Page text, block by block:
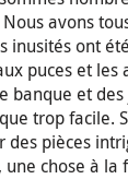
avons
inusités ont
puces et
banque et
trop
pièces
chose à